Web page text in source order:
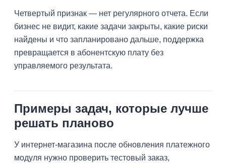
Четвертый признак — нет регулярного отчета. Если
бизнес не видит, какие задачи закрыты, какие риски
найдены и что запланировано дальше, поддержка
превращается в абонентскую плату без
управляемого результата.
Примеры задач, которые лучше
решать планово
У интернет-магазина после обновления платежного
модуля нужно проверить тестовый заказ,